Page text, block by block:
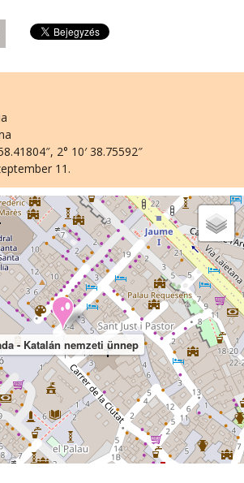
2° 10′ 38.75592″
11.
- Katalán nemzeti ünnep